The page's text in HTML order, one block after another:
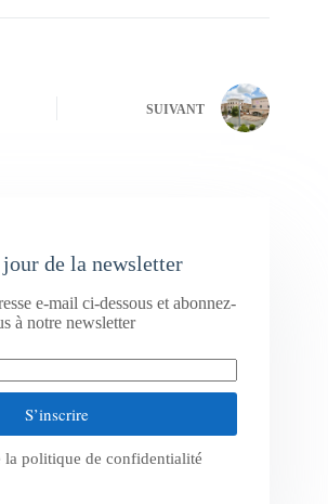
SUIVANT
de la newsletter
e-mail ci-dessous et abonnez-
à notre newsletter
S’inscrire
la politique de confidentialité